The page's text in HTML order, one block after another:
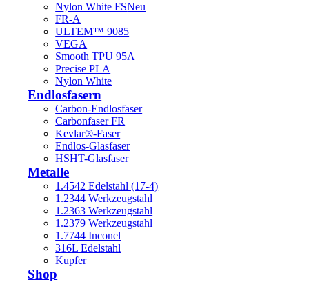
Nylon White FSNeu
FR-A
ULTEM™ 9085
VEGA
Smooth TPU 95A
Precise PLA
Nylon White
Endlosfasern
Carbon-Endlosfaser
Carbonfaser FR
Kevlar®-Faser
Endlos-Glasfaser
HSHT-Glasfaser
Metalle
1.4542 Edelstahl (17-4)
1.2344 Werkzeugstahl
1.2363 Werkzeugstahl
1.2379 Werkzeugstahl
1.7744 Inconel
316L Edelstahl
Kupfer
Shop